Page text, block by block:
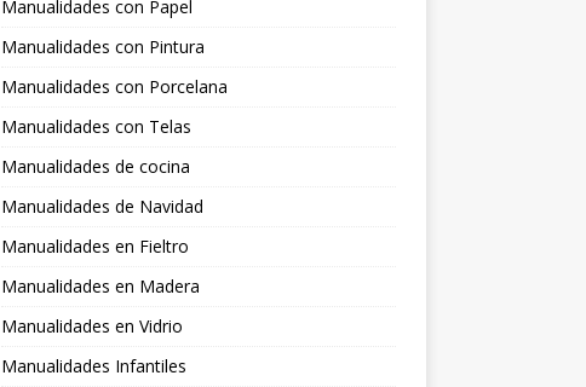
Manualidades con Papel
Manualidades con Pintura
Manualidades con Porcelana
Manualidades con Telas
Manualidades de cocina
Manualidades de Navidad
Manualidades en Fieltro
Manualidades en Madera
Manualidades en Vidrio
Manualidades Infantiles